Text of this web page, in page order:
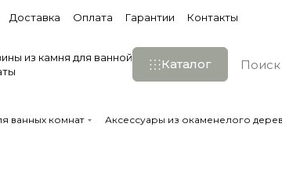
Доставка Оплата Гарантии Контакты
из камня для ванной
Каталог
ванных комнат Аксессуары из окаменелого